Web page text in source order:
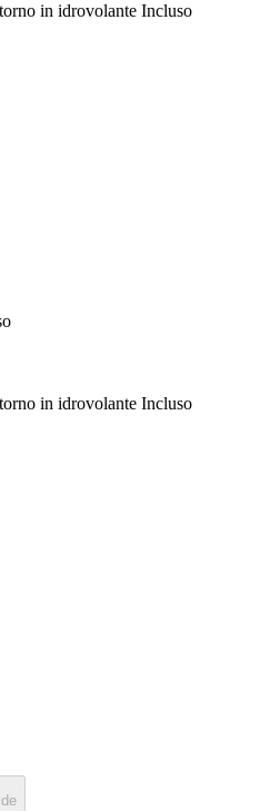
in idrovolante Incluso
in idrovolante Incluso